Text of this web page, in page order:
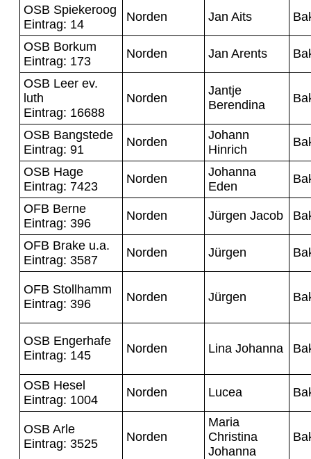
OSB Spiekeroog
Eintrag: 14
Norden Jan Aits
OSB Borkum
Eintrag: 173
Norden Jan Arents
OSB Leer ev.
luth
Eintrag: 16688
Norden
Jantje
Berendina
OSB Bangstede
Eintrag: 91
Norden
Johann
Hinrich
OSB Hage
Eintrag: 7423
Norden
Johanna
Eden
OFB Berne
Eintrag: 396
Norden Jürgen Jacob
OFB Brake u.a.
Eintrag: 3587
Norden Jürgen
OFB Stollhamm
Eintrag: 396
Norden Jürgen
OSB Engerhafe
Eintrag: 145
Norden Lina Johanna
OSB Hesel
Eintrag: 1004
Norden Lucea
OSB Arle
Eintrag: 3525
Norden
Maria
Christina
Johanna